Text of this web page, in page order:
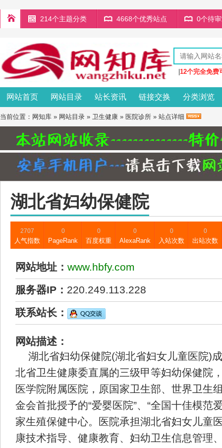
214个主题分类 4668个优秀站点 0个待
12个完全免费
网站首页 网站目录 站长资讯 链接交换 分类浏览
当前位置： 网知库 » 网站目录 » 卫生健康 » 医院诊所 » 站点详细
湖北省妇幼保健院
2707
人气指数
0
PageRank
0
百度权重
0
AlexaRank
0
入站次数
0
出站次数
网站地址： www.hbfy.com
服务器IP： 220.249.113.228
联系站长：
网站描述：
湖北省妇幼保健院(湖北省妇女儿童医院)
北省卫生健康委直属的三级甲等妇幼保健院
医学院附属医院，原国家卫生部、世界卫生
金会首批授予的“爱婴医院”、“全国十佳模范
家生殖保健中心。医院承担湖北省妇女儿童
康技术指导、健康教育、妇幼卫生信息管理